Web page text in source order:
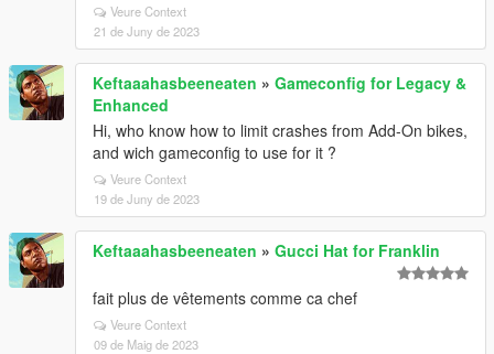
Veure Context
21 de Juny de 2023
Keftaaahasbeeneaten » Gameconfig for Legacy &
Enhanced
Hi, who know how to limit crashes from Add-On bikes,
and wich gameconfig to use for it ?
Veure Context
19 de Juny de 2023
Keftaaahasbeeneaten » Gucci Hat for Franklin
fait plus de vêtements comme ca chef
Veure Context
09 de Maig de 2023